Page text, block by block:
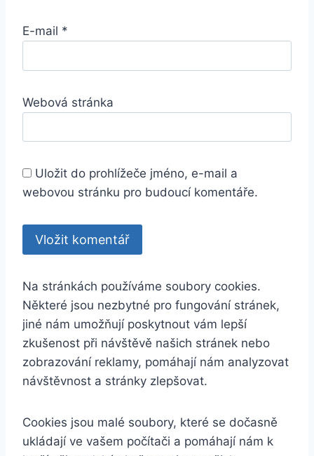
E-mail *
Webová stránka
Uložit do prohlížeče jméno, e-mail a
webovou stránku pro budoucí komentáře.
Na stránkách používáme soubory cookies.
Některé jsou nezbytné pro fungování stránek,
jiné nám umožňují poskytnout vám lepší
zkušenost při návštěvě našich stránek nebo
zobrazování reklamy, pomáhají nám analyzovat
návštěvnost a stránky zlepšovat.
Cookies jsou malé soubory, které se dočasně
ukládají ve vašem počítači a pomáhají nám k